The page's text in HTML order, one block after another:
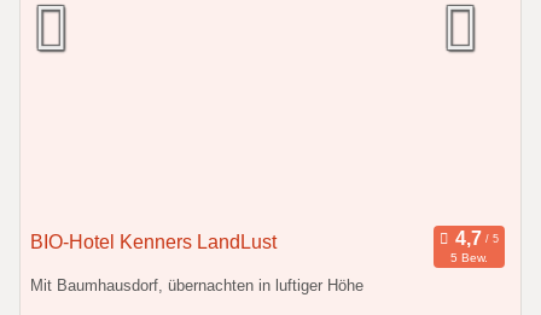
BIO-Hotel Kenners LandLust
5 Bew.
Mit Baumhausdorf, übernachten in luftiger Höhe